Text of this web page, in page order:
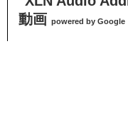
動画 powered by Google